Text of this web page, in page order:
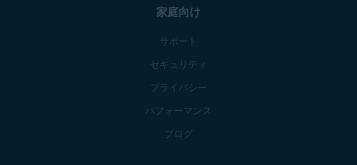
家庭向け
サポート
セキュリティ
プライバシー
パフォーマンス
ブログ